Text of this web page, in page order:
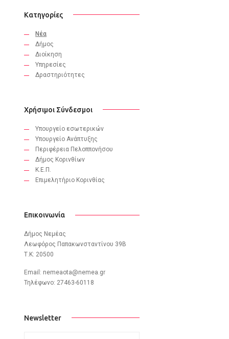
Κατηγορίες
Νέα
Δήμος
Διοίκηση
Υπηρεσίες
Δραστηριότητες
Χρήσιμοι Σύνδεσμοι
Υπουργείο εσωτερικών
Υπουργείο Ανάπτυξης
Περιφέρεια Πελοππονήσου
Δήμος Κορινθίων
Κ.Ε.Π.
Eπιμελητήριο Κορινθίας
Επικοινωνία
Δήμος Νεμέας
Λεωφόρος Παπακωνσταντίνου 39B
Τ.Κ: 20500
Email: nemeaota@nemea.gr
Τηλέφωνο: 27463-60118
Newsletter